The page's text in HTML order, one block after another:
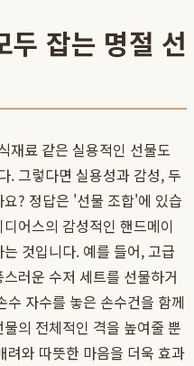
두 잡는 명절 선
재료 같은 실용적인 선물도
. 그렇다면 실용성과 감성, 두
? 정답은 '선물 조합'에 있습
어스의 감성적인 핸드메이
것입니다. 예를 들어, 고급
러운 수저 세트를 선물하거
자수를 놓은 손수건을 함께
의 전체적인 격을 높여줄 뿐
려와 따뜻한 마음을 더욱 효과